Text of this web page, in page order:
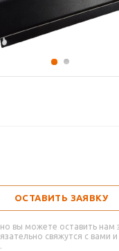
ОСТАВИТЬ ЗАЯВКУ
вы можете оставить нам
свяжутся с вами и